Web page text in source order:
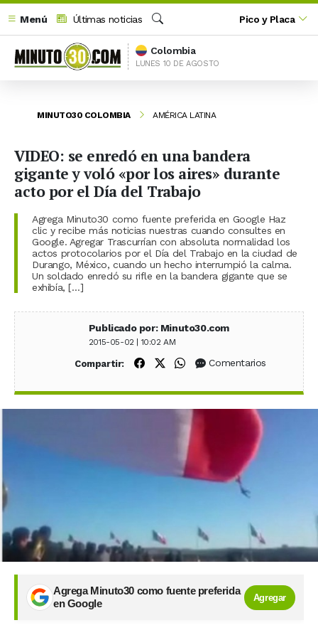
Menú
Últimas noticias
Buscar
Pico y Placa
Colombia
LUNES 10 DE AGOSTO
MINUTO30 COLOMBIA AMÉRICA LATINA
VIDEO: se enredó en una bandera
gigante y voló «por los aires» durante
acto por el Día del Trabajo
Agrega Minuto30 como fuente preferida en Google Haz
clic y recibe más noticias nuestras cuando consultes en
Google. Agregar Trascurrían con absoluta normalidad los
actos protocolarios por el Día del Trabajo en la ciudad de
Durango, México, cuando un hecho interrumpió la calma.
Un soldado enredó su rifle en la bandera gigante que se
exhibía, […]
Publicado por: Minuto30.com
2015-05-02 | 10:02 AM
Compartir: Compartir en Facebook
Compartir en X (Twitter)
Compartir en WhatsApp
Comentarios
Agrega Minuto30 como fuente preferida
en Google
Agregar